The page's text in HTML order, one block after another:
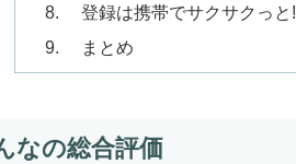
登録は携帯でサクサクっと!
まとめ
なの総合評価